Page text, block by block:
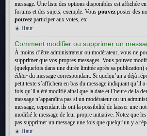
message. Une liste des options disponibles est affichée
forums et des sujets, exemple: Vous pouvez poster des
pouvez participer aux votes, etc.
Haut
Comment modifier ou supprimer un
À moins d’être administrateur ou modérateur, vous ne
supprimer que vos propres messages. Vous pouvez
(quelquefois dans une durée limitée après sa publication)
éditer du message correspondant. Si quelqu’un a déjà
petit texte s’affichera en bas du message indiquant qu’il
fois qu’il a été modifié ainsi que la date et l’heure de la
message n’apparaîtra pas si un modérateur ou un
message, cependant ils ont la possibilité de laisser une
modifié le message de leur propre initiative. Notez que
pas supprimer un message une fois que quelqu’un y a
Haut